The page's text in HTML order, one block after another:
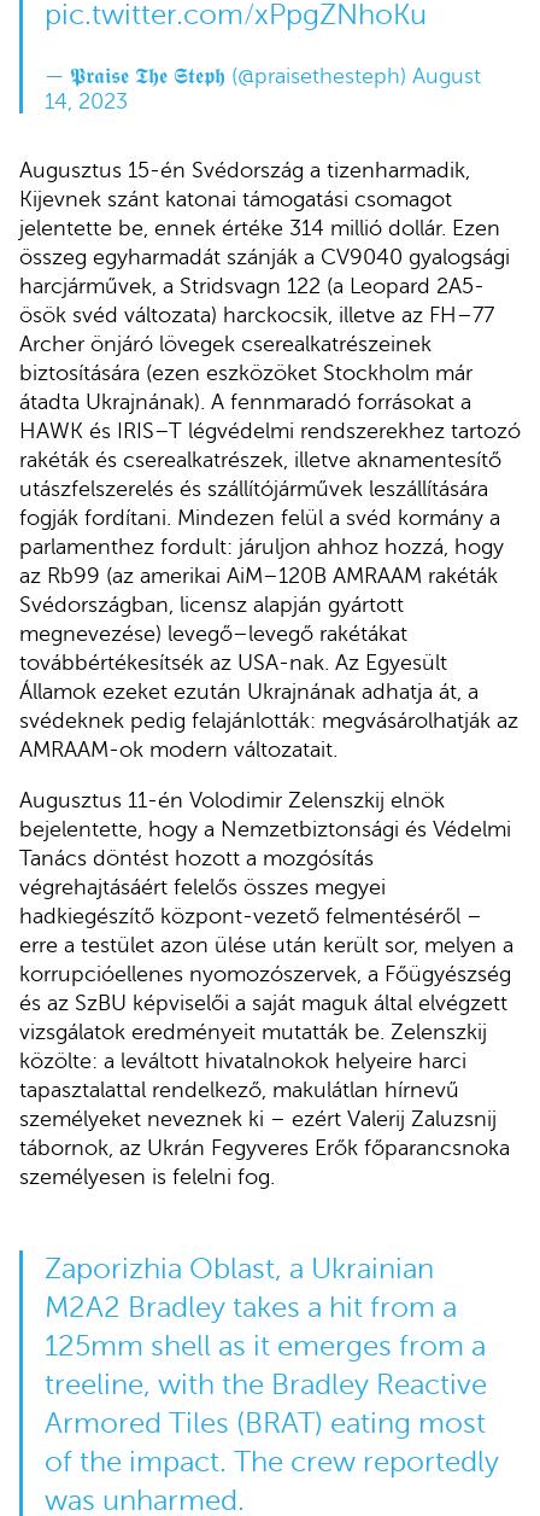
pic.twitter.com/xPpgZNhoKu
— 𝕻𝖗𝖆𝖎𝖘𝖊 𝕿𝖍𝖊 𝕾𝖙𝖊𝖕𝖍 (@praisethesteph) August
14, 2023
Augusztus 15-én Svédország a tizenharmadik,
Kijevnek szánt katonai támogatási csomagot
jelentette be, ennek értéke 314 millió dollár. Ezen
összeg egyharmadát szánják a CV9040 gyalogsági
harcjárművek, a Stridsvagn 122 (a Leopard 2A5-
ösök svéd változata) harckocsik, illetve az FH–77
Archer önjáró lövegek cserealkatrészeinek
biztosítására (ezen eszközöket Stockholm már
átadta Ukrajnának). A fennmaradó forrásokat a
HAWK és IRIS–T légvédelmi rendszerekhez tartozó
rakéták és cserealkatrészek, illetve aknamentesítő
utászfelszerelés és szállítójárművek leszállítására
fogják fordítani. Mindezen felül a svéd kormány a
parlamenthez fordult: járuljon ahhoz hozzá, hogy
az Rb99 (az amerikai AiM–120B AMRAAM rakéták
Svédországban, licensz alapján gyártott
megnevezése) levegő–levegő rakétákat
továbbértékesítsék az USA-nak. Az Egyesült
Államok ezeket ezután Ukrajnának adhatja át, a
svédeknek pedig felajánlották: megvásárolhatják az
AMRAAM-ok modern változatait.
Augusztus 11-én Volodimir Zelenszkij elnök
bejelentette, hogy a Nemzetbiztonsági és Védelmi
Tanács döntést hozott a mozgósítás
végrehajtásáért felelős összes megyei
hadkiegészítő központ-vezető felmentéséről –
erre a testület azon ülése után került sor, melyen a
korrupcióellenes nyomozószervek, a Főügyészség
és az SzBU képviselői a saját maguk által elvégzett
vizsgálatok eredményeit mutatták be. Zelenszkij
közölte: a leváltott hivatalnokok helyeire harci
tapasztalattal rendelkező, makulátlan hírnevű
személyeket neveznek ki – ezért Valerij Zaluzsnij
tábornok, az Ukrán Fegyveres Erők főparancsnoka
személyesen is felelni fog.
Zaporizhia Oblast, a Ukrainian
M2A2 Bradley takes a hit from a
125mm shell as it emerges from a
treeline, with the Bradley Reactive
Armored Tiles (BRAT) eating most
of the impact. The crew reportedly
was unharmed.